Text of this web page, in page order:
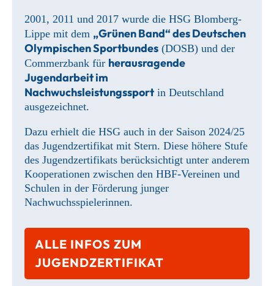
2001, 2011 und 2017 wurde die HSG Blomberg-
Lippe mit dem „Grünen Band“ des Deutschen
Olympischen Sportbundes (DOSB) und der
Commerzbank für herausragende
Jugendarbeit im
Nachwuchsleistungssport in Deutschland
ausgezeichnet.
Dazu erhielt die HSG auch in der Saison 2024/25
das Jugendzertifikat mit Stern. Diese höhere Stufe
des Jugendzertifikats berücksichtigt unter anderem
Kooperationen zwischen den HBF-Vereinen und
Schulen in der Förderung junger
Nachwuchsspielerinnen.
ALLE INFOS ZUM
JUGENDZERTIFIKAT